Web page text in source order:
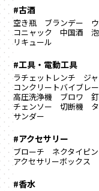
#古酒
空き瓶 ブランデー
コニャック
中国酒
リキュール
#工具・電動工具
ラチェットレンチ ジ
コンクリートバイブレ
高圧洗浄機
ブロワ
チェンソー
切断機
サンダー
#アクセサリー
ブローチ ネクタイピン
アクセサリーボックス
#香水